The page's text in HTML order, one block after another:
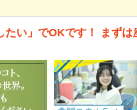
たい」でOKです！ まず